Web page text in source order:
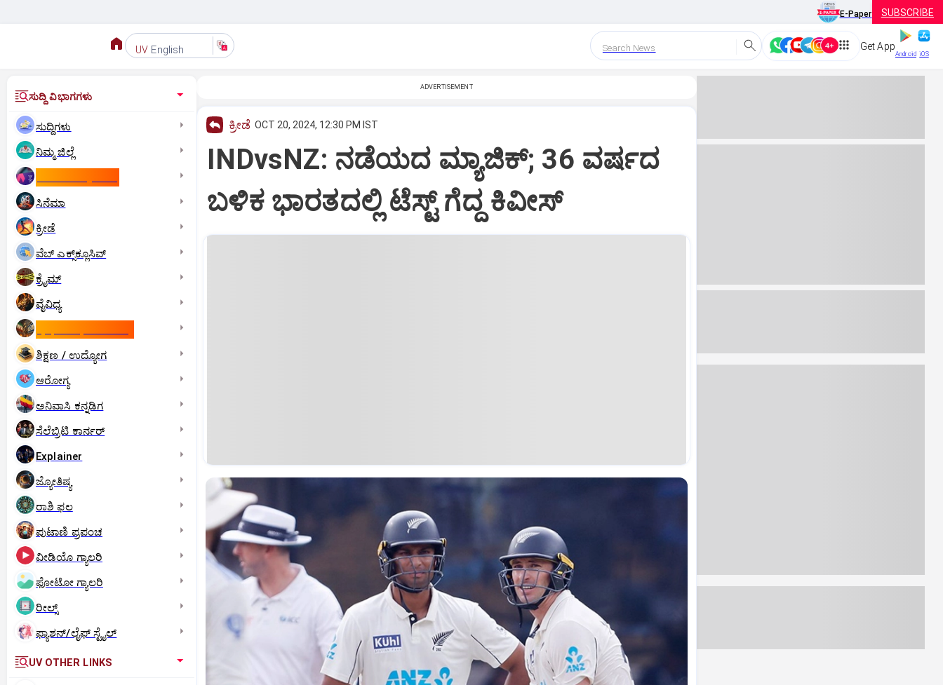
E-Paper SUBSCRIBE
UV English Search News Get App
Android iOS
ಸುದ್ದಿ ವಿಭಾಗಗಳು
ಸುದ್ದಿಗಳು
ನಿಮ್ಮ ಜಿಲ್ಲೆ
ಸಿನೆಮಾ
ಕ್ರೀಡೆ
ವೆಬ್ ಎಕ್ಸ್‌ಕ್ಲೂಸಿವ್
ಕ್ರೈಮ್
ವೈವಿಧ್ಯ
ಶಿಕ್ಷಣ / ಉದ್ಯೋಗ
ಆರೋಗ್ಯ
ಅನಿವಾಸಿ ಕನ್ನಡಿಗ
ಸೆಲೆಬ್ರಿಟಿ ಕಾರ್ನರ್‌
Explainer
ಜ್ಯೋತಿಷ್ಯ
ರಾಶಿ ಫಲ
ಪುಟಾಣಿ ಪ್ರಪಂಚ
ವೀಡಿಯೊ ಗ್ಯಾಲರಿ
ಫೋಟೋ ಗ್ಯಾಲರಿ
ರೀಲ್ಸ್
ಫ್ಯಾಶನ್/ಲೈಫ್‌ ಸ್ಟೈಲ್
UV OTHER LINKS
ADVERTISEMENT
ಕ್ರೀಡೆ OCT 20, 2024, 12:30 PM IST
INDvsNZ: ನಡೆಯದ ಮ್ಯಾಜಿಕ್;‌ 36 ವರ್ಷದ
ಬಳಿಕ ಭಾರತದಲ್ಲಿ ಟೆಸ್ಟ್‌ ಗೆದ್ದ ಕಿವೀಸ್